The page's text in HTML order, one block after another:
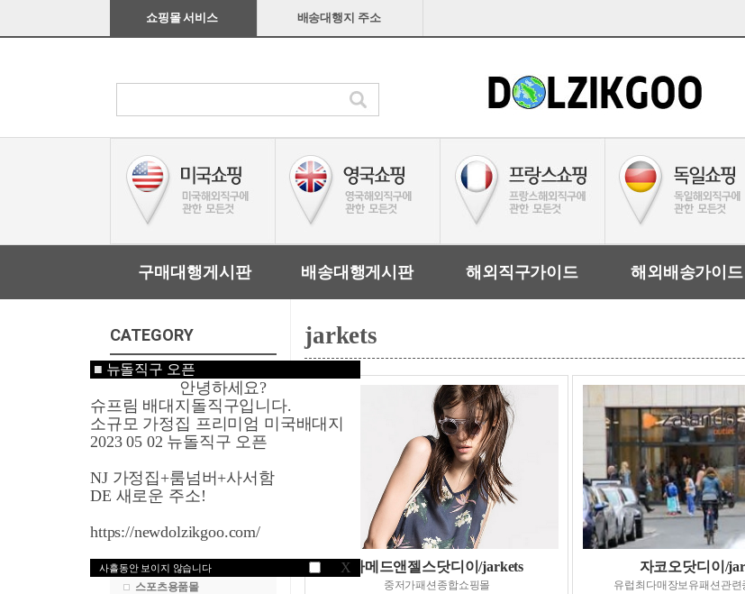
■ 뉴돌직구 오픈
안녕하세요?
슈프림 배대지돌직구입니다.
소규모 가정집 프리미엄 미국배대지
2023 05 02 뉴돌직구 오픈
NJ 가정집+룸넘버+사서함
DE 새로운 주소!
https://newdolzikgoo.com/
사흘동안 보이지 않습니다 X
쇼핑몰 서비스 배송대행지 주소
구매대행게시판 배송대행게시판 해외직구가이드 해외배송가이드
CATEGORY
미국쇼핑
영국쇼핑
프랑스쇼핑
독일쇼핑
패션쇼핑몰
시계쇼핑몰
스포츠용품몰
jarkets
아메드앤젤스닷디이/jarkets
중저가패션종합쇼핑몰
자코오닷디이/
유럽최다매장보유패션관련